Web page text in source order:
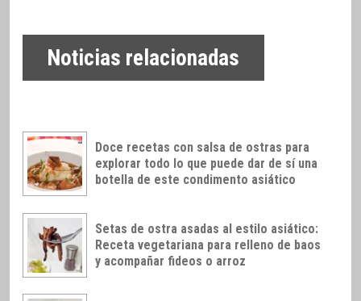
Noticias relacionadas
Doce recetas con salsa de ostras para
explorar todo lo que puede dar de sí una
botella de este condimento asiático
Setas de ostra asadas al estilo asiático:
Receta vegetariana para relleno de baos
y acompañar fideos o arroz